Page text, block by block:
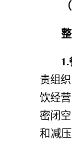
1.
责组
饮经
密闭
和减